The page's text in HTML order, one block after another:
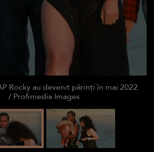
Rocky au devenit părinți în mai 2022
/ Profimedia Images